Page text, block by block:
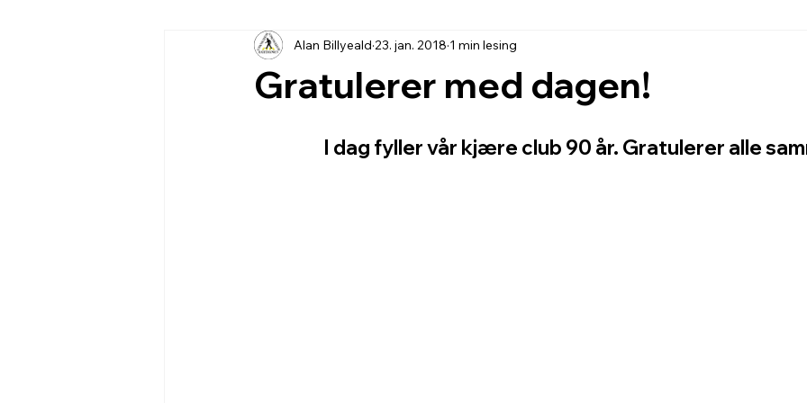
Gratulerer med dagen!
Alan Billyeald 23. jan. 2018 1 min lesing
I dag fyller vår kjære club 90 år. Gratulerer alle